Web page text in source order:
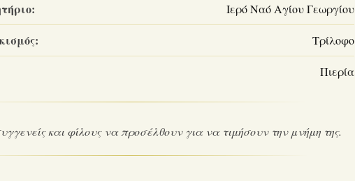
Ιερό Ναό Αγίου Γεωργίου
Τρίλοφο
Πιερία
και φίλους να προσέλθουν για να τιμήσουν την μνήμη της.